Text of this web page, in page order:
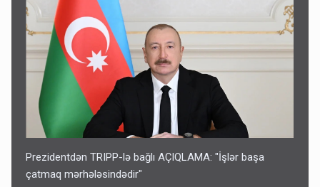
Prezidentdən TRIPP-lə bağlı AÇIQLAMA: "İşlər başa
çatmaq mərhələsindədir"